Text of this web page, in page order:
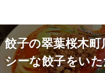
餃子の翠葉桜木
シーな餃子をい